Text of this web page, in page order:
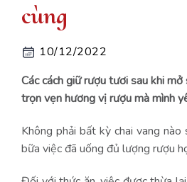
cùng
10/12/2022
Các cách giữ rượu tươi sau khi
trọn vẹn hương vị rượu mà mình
Không phải bất kỳ chai vang
bữa việc đã uống đủ lượng rượu